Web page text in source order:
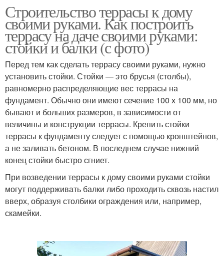
Небольшая терраса
Строительство террасы к дому
своими руками. Как построить
террасу на даче своими руками:
стойки и балки (с фото)
Перед тем как сделать террасу своими руками, нужно
установить стойки. Стойки — это брусья (столбы),
равномерно распределяющие вес террасы на
фундамент. Обычно они имеют сечение 100 х 100 мм, но
бывают и больших размеров, в зависимости от
величины и конструкции террасы. Крепить стойки
террасы к фундаменту следует с помощью кронштейнов,
а не заливать бетоном. В последнем случае нижний
конец стойки быстро сгниет.
При возведении террасы к дому своими руками стойки
могут поддерживать балки либо проходить сквозь настил
вверх, образуя столбики ограждения или, например,
скамейки.